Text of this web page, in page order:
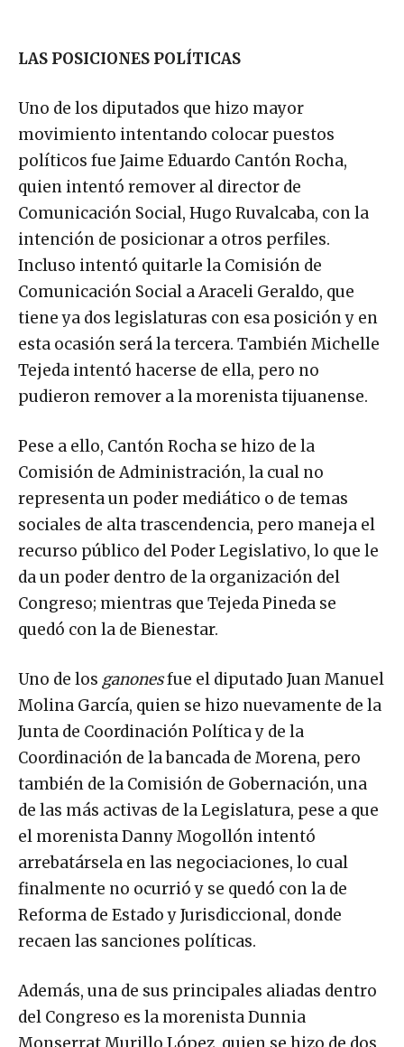
LAS POSICIONES POLÍTICAS
Uno de los diputados que hizo mayor
movimiento intentando colocar puestos
políticos fue Jaime Eduardo Cantón Rocha,
quien intentó remover al director de
Comunicación Social, Hugo Ruvalcaba, con la
intención de posicionar a otros perfiles.
Incluso intentó quitarle la Comisión de
Comunicación Social a Araceli Geraldo, que
tiene ya dos legislaturas con esa posición y en
esta ocasión será la tercera. También Michelle
Tejeda intentó hacerse de ella, pero no
pudieron remover a la morenista tijuanense.
Pese a ello, Cantón Rocha se hizo de la
Comisión de Administración, la cual no
representa un poder mediático o de temas
sociales de alta trascendencia, pero maneja el
recurso público del Poder Legislativo, lo que le
da un poder dentro de la organización del
Congreso; mientras que Tejeda Pineda se
quedó con la de Bienestar.
Uno de los ganonesfue el diputado Juan Manuel
Molina García, quien se hizo nuevamente de la
Junta de Coordinación Política y de la
Coordinación de la bancada de Morena, pero
también de la Comisión de Gobernación, una
de las más activas de la Legislatura, pese a que
el morenista Danny Mogollón intentó
arrebatársela en las negociaciones, lo cual
finalmente no ocurrió y se quedó con la de
Reforma de Estado y Jurisdiccional, donde
recaen las sanciones políticas.
Además, una de sus principales aliadas dentro
del Congreso es la morenista Dunnia